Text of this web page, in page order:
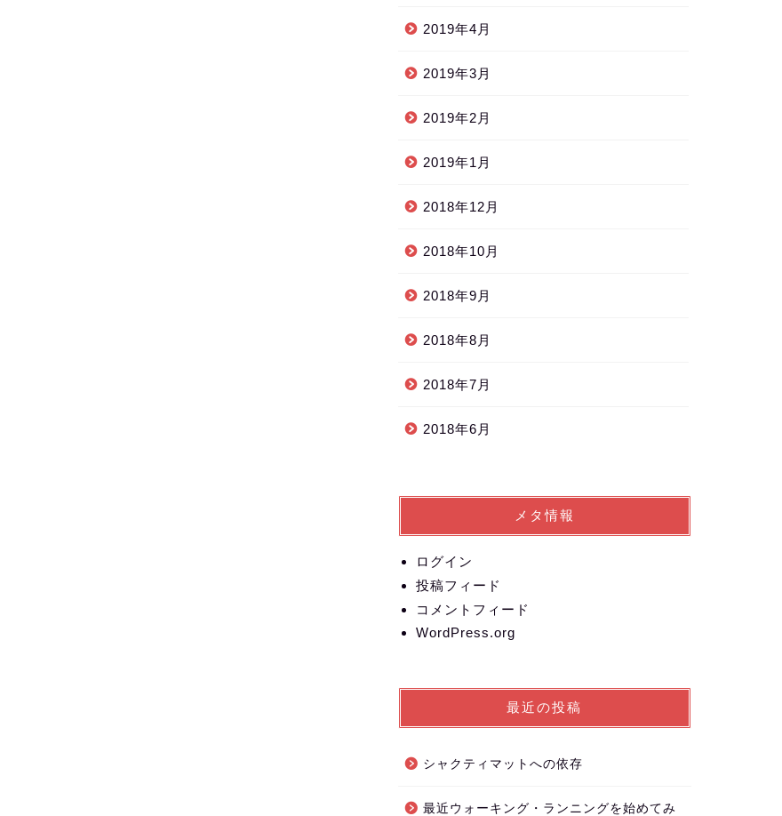
2019年4月
2019年3月
2019年2月
2019年1月
2018年12月
2018年10月
2018年9月
2018年8月
2018年7月
2018年6月
メタ情報
ログイン
投稿フィード
コメントフィード
WordPress.org
最近の投稿
シャクティマットへの依存
最近ウォーキング・ランニングを始めてみ